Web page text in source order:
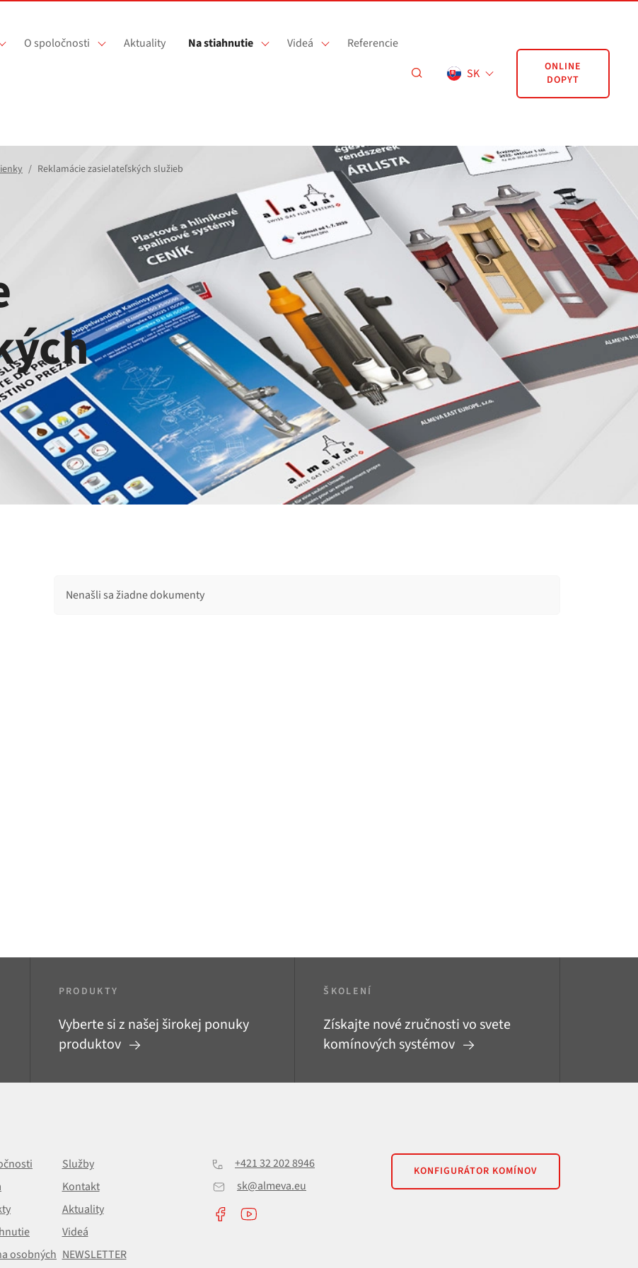
O spoločnosti Aktuality Na stiahnutie Videá Referencie
SK
ONLINE
DOPYT
Reklamácie zasielateľských služieb
Nenašli sa žiadne dokumenty
PRODUKTY
Vyberte si z našej širokej ponuky
produktov
ŠKOLENÍ
Získajte nové zručnosti vo svete
komínových systémov
Služby
Kontakt
Aktuality
Videá
osobných NEWSLETTER
+421 32 202 8946
sk@almeva.eu
KONFIGURÁTOR KOMÍNOV